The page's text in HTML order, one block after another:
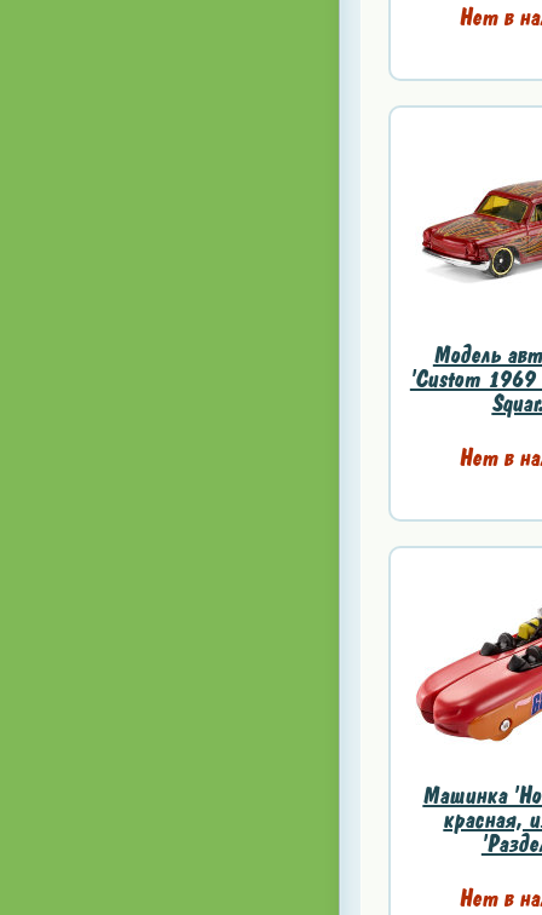
Нет в
Модель
'Custom 1969
Нет в
Машинка
красная,
Нет в